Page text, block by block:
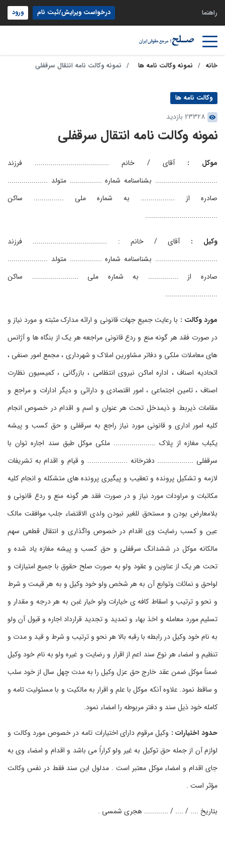
راهنما درخواست ویرایش/ثبت نام ورود
خانه نمونه وکالت نامه ها نمونه وکالت نامه انتقال سرقفلی
وکالت نامه ها
23328 بازدید
نمونه وکالت نامه انتقال سرقفلی
موکل : آقای / خانم ..................................... فرزند
............................... بشناسنامه شماره ................ متولد ....................
صادره از ................. به شماره ملی ............... ساکن
....................................
وکیل : آقای / خانم : ..................................... فرزند
............................... بشناسنامه شماره ................ متولد ....................
صادره از ............... به شماره ملی ....................... ساکن
..........................
مورد وکالت : با رعایت جمیع جهات قانونی و ارائه مدارک مثبته و مورد نیاز و
در صورت فقد هر گونه منع و ردع قانونی مراجعه هر یک از بنگاه ها و آژانس
های معاملات ملکی و دفاتر مشاورین املاک و شهرداری ، مجمع امور صنفی ،
اتحادیه اصناف ، اداره اماکن نیروی انتظامی ، بازرگانی ، کمیسیون نظارت
اصناف ، تامین اجتماعی ، امور اقتصادی و دارائی و دیگر ادارات و مراجع و
مقامات ذیربط و ذیمدخل تحت هر عنوان و اسم و اقدام در خصوص انجام
کلیه امور اداری و قانونی مورد نیاز راجع به سرقفلی و حق کسب و پیشه
یکباب مغازه از پلاک ..................... ملکی موکل طبق سند اجاره توان با
سرقفلی .................. دفترخانه .................... و قیام و اقدام به تشریفات
لازمه و تشکیل پرونده و تعقیب و پیگیری پرونده های متشکله و انجام کلیه
مکاتبات و مراودات مورد نیاز و در صورت فقد هر گونه منع و ردع قانونی و
بلامعارض بودن و مستحق للغیر نبودن ولدی الاقتضاء جلب موافقت مالک
عین و کسب رضایت وی اقدام در خصوص واگذاری و انتقال قطعی سهم
مالکانه موکل در ششدانگ سرقفلی و حق کسب و پیشه مغازه یاد شده و
تحت هر یک از عناوین و عقود ولو به صورت صلح حقوق با جمیع امتیازات و
لواحق و نمائات وتوابع آن به هر شخص ولو خود وکیل و به هر قیمت و شرط
و نحو و ترتیب و اسقاط کافه ی خیارات ولو خیار غبن به هر درجه و مقدار و
تسلیم مورد معامله و اخذ بهاء و تمدید و تجدید قرارداد اجاره و قبول آن ولو
به نام خود وکیل در رابطه با رقبه بالا هر نحو و ترتیب و شرط و قید و مدت و
تنظیم و امضاء هر نوع سند اعم از اقرار و رضایت و غیره ولو به نام خود وکیل
ضمناً موکل ضمن عقد خارج حق عزل وکیل را به مدت چهل سال از خود سلب
و ساقط نمود. علاوه آنکه موکل با علم و اقرار به مالکیت و با مسئولیت تامه و
کامله خود ذیل سند و دفتر مربوطه را امضاء نمود.
حدود اختیارات : وکیل مرقوم دارای اختیارات تامه در خصوص مورد وکالت و
لوازم آن از جمله حق توکیل به غیر ولو کراراً می باشد و اقدام و امضاء وی به
جای اقدام و امضاء موکل معتبر است . مدلول این سند فقط در نفس وکالت
مؤثر است .
بتاریخ .... / .... / ............ هجری شمسی .